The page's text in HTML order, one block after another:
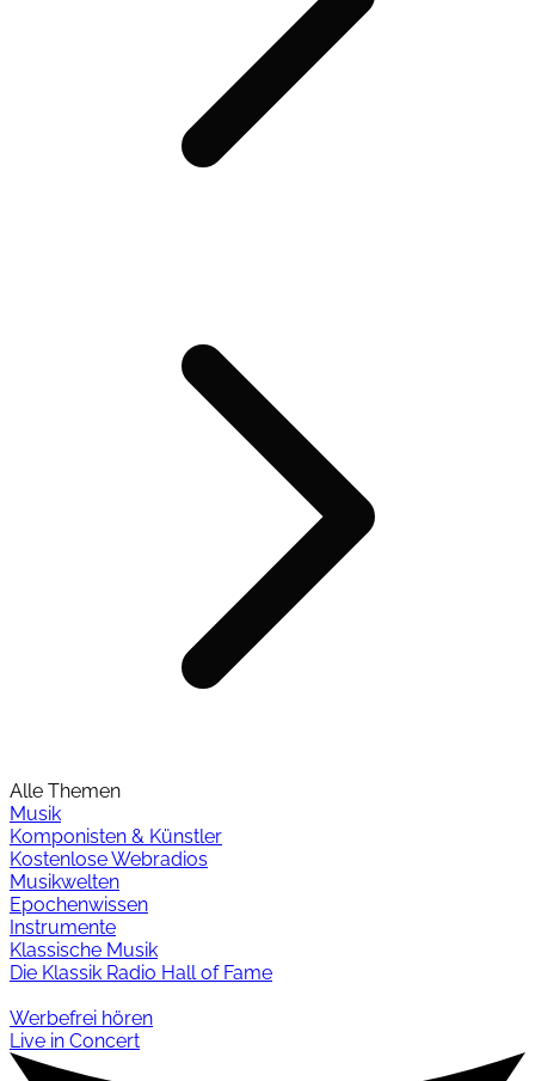
Alle Themen
Musik
Komponisten & Künstler
Kostenlose Webradios
Musikwelten
Epochenwissen
Instrumente
Klassische Musik
Die Klassik Radio Hall of Fame
Werbefrei hören
Live in Concert